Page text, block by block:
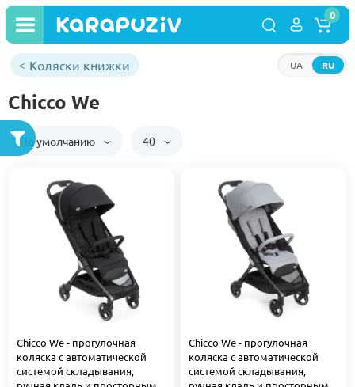
RU
UA
0
Коляски книжки
Chicco We
По умолчанию 40
Chicco We - прогулочная
коляска с автоматической
системой складывания,
Chicco We - прогулочная
коляска с автоматической
системой складывания,